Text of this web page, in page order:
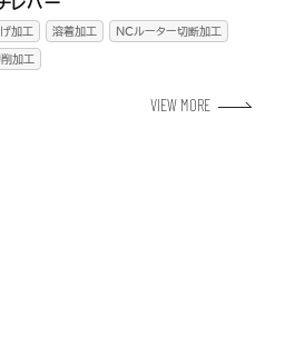
加工 溶着加工 NCルーター切断加工
削加工
VIEW MORE